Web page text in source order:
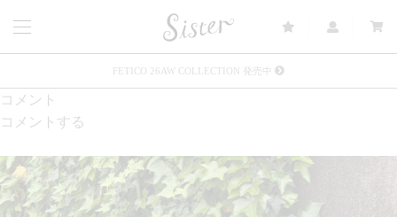
FETICO 26AW COLLECTION 発売中
リース衣装提供について
発売中 : Sister × OJOJO NAITŌ
コメント
コメントする